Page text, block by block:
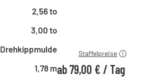
2,56 to
3,00 to
Drehkippmulde
1,78 m
ab 1 Tag
ab 19 Tagen
Staffelpreise
ab79,00 € /Tag